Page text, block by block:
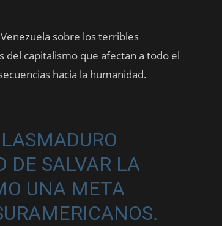
sobre los terribles
capitalismo que afectan a todo el
hacia la humanidad.
DE SALVAR LA
UNA META